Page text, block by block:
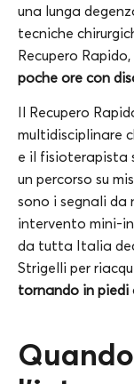
una lunga
tecniche
Recupero Rapido,
poche ore con
Il Recupero
multidisciplinare
e il fisioterapista
un percorso su
sono i segnali da
intervento mini-
da tutta Italia
Strigelli per
tornando in piedi